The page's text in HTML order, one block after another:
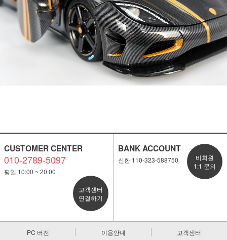
CUSTOMER CENTER
010-2789-5097
평일 10:00 ~ 20:00
고객센터
연결하기
BANK ACCOUNT
신한 110-323-588750
비회원
1:1 문의
PC 버전 이용안내 고객센터